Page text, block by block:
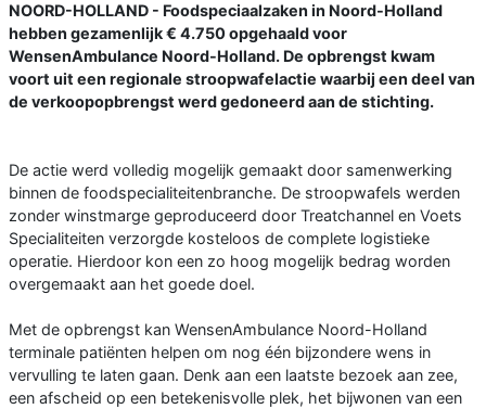
NOORD-HOLLAND - Foodspeciaalzaken in Noord-Holland
hebben gezamenlijk € 4.750 opgehaald voor
WensenAmbulance Noord-Holland. De opbrengst kwam
voort uit een regionale stroopwafelactie waarbij een deel van
de verkoopopbrengst werd gedoneerd aan de stichting.
De actie werd volledig mogelijk gemaakt door samenwerking
binnen de foodspecialiteitenbranche. De stroopwafels werden
zonder winstmarge geproduceerd door Treatchannel en Voets
Specialiteiten verzorgde kosteloos de complete logistieke
operatie. Hierdoor kon een zo hoog mogelijk bedrag worden
overgemaakt aan het goede doel.
Met de opbrengst kan WensenAmbulance Noord-Holland
terminale patiënten helpen om nog één bijzondere wens in
vervulling te laten gaan. Denk aan een laatste bezoek aan zee,
een afscheid op een betekenisvolle plek, het bijwonen van een